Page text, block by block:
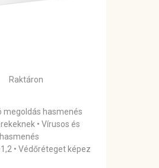
Raktáron
megoldás hasmenés
• Vírusos és
• Védőréteget képez